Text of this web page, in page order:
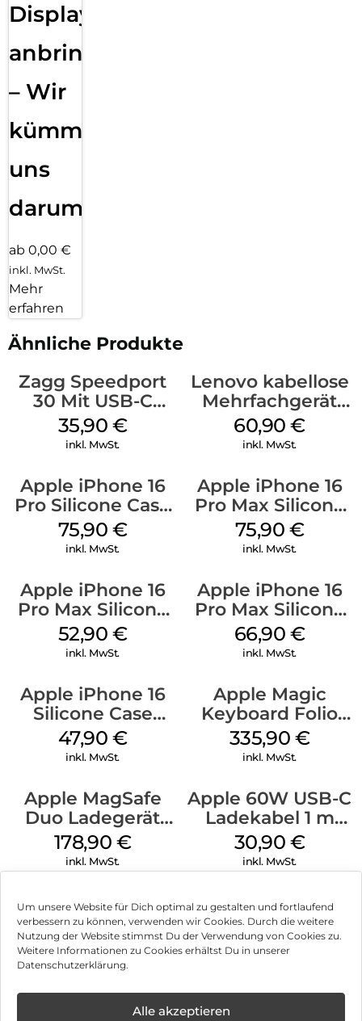
Um unsere Website für Dich optimal zu gestalten und fortlaufend
verbessern zu können, verwenden wir Cookies. Durch die weitere
Nutzung der Website stimmst Du der Verwendung von Cookies zu.
Weitere Informationen zu Cookies erhältst Du in unserer
Datenschutzerklärung.
Alle akzeptieren
Displayfolie
anbringen
– Wir
kümmern
uns
darum!
ab 0,00 €
inkl. MwSt.
Mehr
erfahren
Ähnliche Produkte
Zagg Speedport
30 Mit USB-C
Kabel Weiß
35,90 €
inkl. MwSt.
Lenovo kabellose
Mehrfachgerät
Luna Grey
60,90€
inkl. MwSt.
Apple iPhone 16
Pro Silicone Case
MagSafe Stone
Gray
75,90 €
inkl. MwSt.
Apple iPhone 16
Pro Max Silicone
Case MagSafe
Stone Gray
75,90 €
inkl. MwSt.
Apple iPhone 16
Pro Max Silicone
Case MagSafe
Ultramarine
52,90 €
inkl. MwSt.
Apple iPhone 16
Pro Max Silicone
Case MagSafe
Black
66,90 €
inkl. MwSt.
Apple iPhone 16
Silicone Case
MagSafe Fuchsia
47,90 €
inkl. MwSt.
Apple Magic
Keyboard Folio
iPad 10.9″ (10.Gen.)
Weiß
335,90 €
inkl. MwSt.
Apple MagSafe
Duo Ladegerät
Weiß
178,90 €
inkl. MwSt.
Apple 60W USB-C
Ladekabel 1 m
Weiß
30,90 €
inkl. MwSt.
Impressum